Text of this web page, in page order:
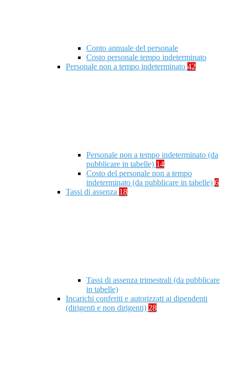
Conto annuale del personale
Costo personale tempo indeterminato
Personale non a tempo indeterminato 42
Personale non a tempo indeterminato (da
pubblicare in tabelle) 14
Costo del personale non a tempo
indeterminato (da pubblicare in tabelle) 6
Tassi di assenza 18
Tassi di assenza trimestrali (da pubblicare
in tabelle)
Incarichi conferiti e autorizzati ai dipendenti
(dirigenti e non dirigenti) 28